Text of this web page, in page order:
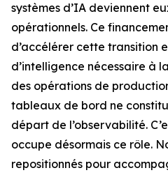
systèmes d’IA deviennent
opérationnels. Ce
d’accélérer cette transition
d’intelligence nécessaire à
des opérations de
tableaux de bord ne
départ de l’observabilité.
occupe désormais ce rôle.
repositionnés pour